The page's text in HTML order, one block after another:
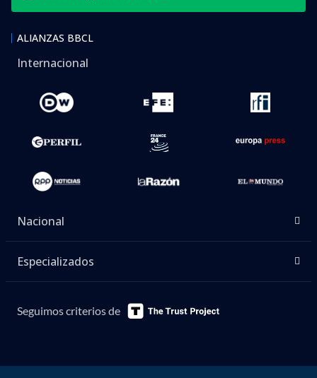
ALIANZAS BBCL
Internacional
Nacional
Especializados
Seguimos criterios de